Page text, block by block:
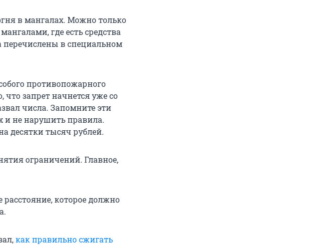
в мангалах. Можно только
где есть средства
в специальном
противопожарного
запрет начнется уже со
числа. Запомните эти
и не нарушить правила.
десятки тысяч рублей.
ограничений. Главное,
которое должно
как правильно сжигать